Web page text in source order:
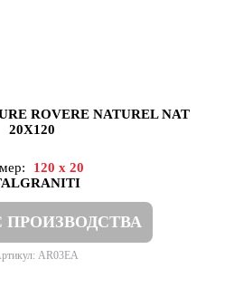
ROVERE NATUREL NAT
20X120
120 x 20
ПРОИЗВОДСТВА
AR03EA